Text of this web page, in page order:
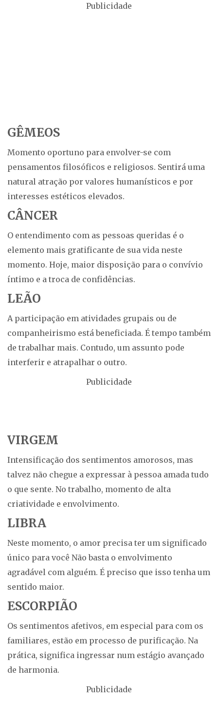
Publicidade
GÊMEOS
Momento oportuno para envolver-se com
pensamentos filosóficos e religiosos. Sentirá uma
natural atração por valores humanísticos e por
interesses estéticos elevados.
CÂNCER
O entendimento com as pessoas queridas é o
elemento mais gratificante de sua vida neste
momento. Hoje, maior disposição para o convívio
íntimo e a troca de confidências.
LEÃO
A participação em atividades grupais ou de
companheirismo está beneficiada. É tempo também
de trabalhar mais. Contudo, um assunto pode
interferir e atrapalhar o outro.
Publicidade
VIRGEM
Intensificação dos sentimentos amorosos, mas
talvez não chegue a expressar à pessoa amada tudo
o que sente. No trabalho, momento de alta
criatividade e envolvimento.
LIBRA
Neste momento, o amor precisa ter um significado
único para você Não basta o envolvimento
agradável com alguém. É preciso que isso tenha um
sentido maior.
ESCORPIÃO
Os sentimentos afetivos, em especial para com os
familiares, estão em processo de purificação. Na
prática, significa ingressar num estágio avançado
de harmonia.
Publicidade